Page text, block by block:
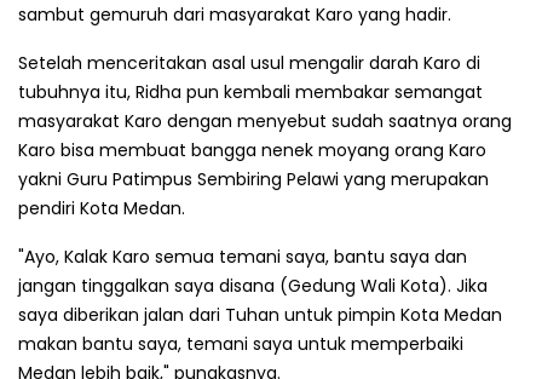
sambut gemuruh dari masyarakat Karo yang hadir.
Setelah menceritakan asal usul mengalir darah Karo di
tubuhnya itu, Ridha pun kembali membakar semangat
masyarakat Karo dengan menyebut sudah saatnya orang
Karo bisa membuat bangga nenek moyang orang Karo
yakni Guru Patimpus Sembiring Pelawi yang merupakan
pendiri Kota Medan.
"Ayo, Kalak Karo semua temani saya, bantu saya dan
jangan tinggalkan saya disana (Gedung Wali Kota). Jika
saya diberikan jalan dari Tuhan untuk pimpin Kota Medan
makan bantu saya, temani saya untuk memperbaiki
Medan lebih baik," pungkasnya.